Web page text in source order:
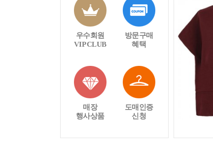
우수회원
VIP CLUB
방문구매
혜택
매장
행사상품
도매인증
신청